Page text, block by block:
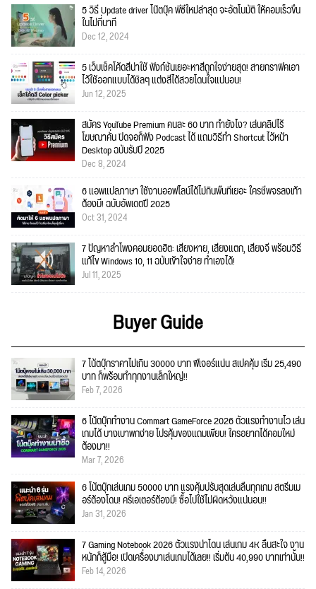
5 วิธี Update driver โน๊ตบุ๊ค พีซีใหม่ล่าสุด จะอัตโนมัติ ให้คอมเร็วขึ้น
ในไม่กี่นาที
Dec 12, 2024
5 เว็บเช็คโค้ดสีน่าใช้ ฟังก์ชั่นเยอะหาสีถูกใจง่ายสุด! สายกราฟิคเอา
ไว้ใช้ออกแบบได้ชิลๆ แต่งสีได้สวยโดนใจแน่นอน!
Jun 12, 2025
สมัคร YouTube Premium คนละ 60 บาท ทำยังไง? เล่นคลิปไร้
โฆษณาคั่น ปิดจอก็ฟัง Podcast ได้ แถมวิธีทำ Shortcut ไว้หน้า
Desktop ฉบับรับปี 2025
Dec 8, 2024
6 แอพแปลภาษา ใช้งานออฟไลน์ได้ไม่กินพื้นที่เยอะ ใครชีพจรลงเท้า
ต้องมี! ฉบับอัพเดตปี 2025
Oct 31, 2024
7 ปัญหาลำโพงคอมยอดฮิต: เสียงหาย, เสียงแตก, เสียงจี่ พร้อมวิธี
แก้ไข Windows 10, 11 ฉบับเข้าใจง่าย ทำเองได้!
Jul 11, 2025
Buyer Guide
7 โน้ตบุ๊กราคาไม่เกิน 30000 บาท ฟีเจอร์แน่น สเปคคุ้ม เริ่ม 25,490
บาท ก็พร้อมทำทุกงานเล็กใหญ่!!
Feb 7, 2026
6 โน้ตบุ๊กทำงาน Commart GameForce 2026 ตัวแรงทำงานไว เล่น
เกมได้ บางเบาพกง่าย โปรคุ้มของแถมเพียบ! ใครอยากได้คอมใหม่
ต้องมา!!
Mar 7, 2026
6 โน้ตบุ๊กเล่นเกม 50000 บาท แรงคุ้มปรับสุดเล่นลื่นทุกเกม สตรีมเม
อร์ต้องโดน! ครีเอเตอร์ต้องมี! ซื้อไปใช้ไม่ผิดหวังแน่นอน!!
Jan 31, 2026
7 Gaming Notebook 2026 ตัวแรงน่าโดน เล่นเกม 4K ลื่นสะใจ งาน
หนักก็สู้มือ! เปิดเครื่องมาเล่นเกมได้เลย!! เริ่มต้น 40,990 บาทเท่านั้น!!
Feb 14, 2026